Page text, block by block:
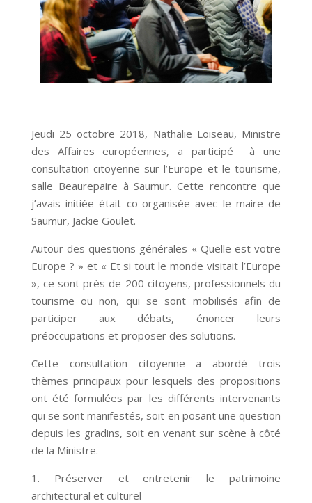
Jeudi 25 octobre 2018, Nathalie Loiseau, Ministre
des Affaires européennes, a participé à une
consultation citoyenne sur l’Europe et le tourisme,
salle Beaurepaire à Saumur. Cette rencontre que
j’avais initiée était co-organisée avec le maire de
Saumur, Jackie Goulet.
Autour des questions générales « Quelle est votre
Europe ? » et « Et si tout le monde visitait l’Europe
», ce sont près de 200 citoyens, professionnels du
tourisme ou non, qui se sont mobilisés afin de
participer aux débats, énoncer leurs
préoccupations et proposer des solutions.
Cette consultation citoyenne a abordé trois
thèmes principaux pour lesquels des propositions
ont été formulées par les différents intervenants
qui se sont manifestés, soit en posant une question
depuis les gradins, soit en venant sur scène à côté
de la Ministre.
1. Préserver et entretenir le patrimoine
architectural et culturel